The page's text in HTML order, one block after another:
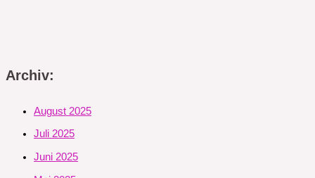
Archiv:
August 2025
Juli 2025
Juni 2025